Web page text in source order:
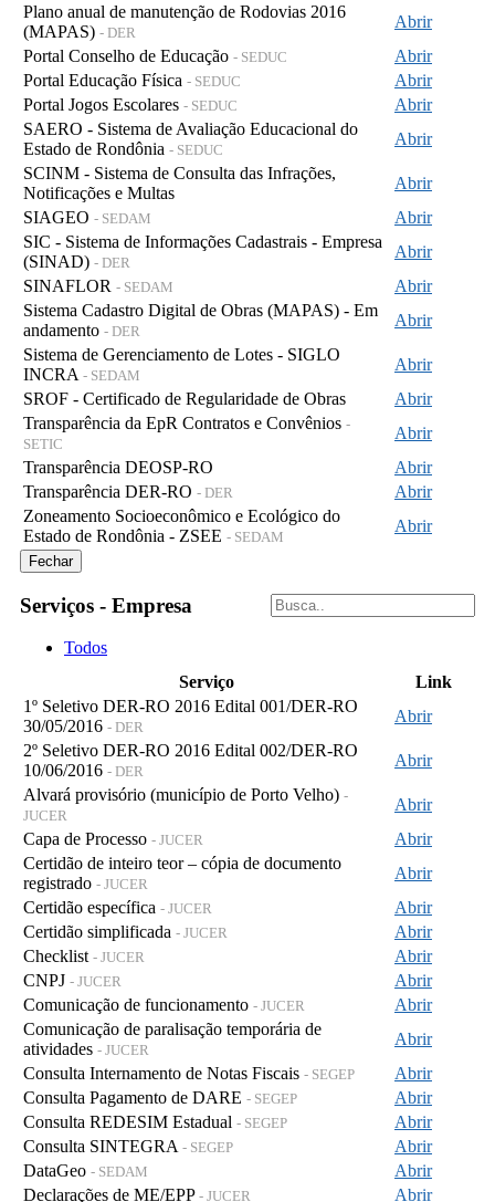
Plano anual de manutenção de Rodovias 2016
(MAPAS) - DER
Abrir
Portal Conselho de Educação - SEDUC
Abrir
Portal Educação Física - SEDUC
Abrir
Portal Jogos Escolares - SEDUC
Abrir
SAERO - Sistema de Avaliação Educacional do
Estado de Rondônia - SEDUC
Abrir
SCINM - Sistema de Consulta das Infrações,
Notificações e Multas
Abrir
SIAGEO - SEDAM
Abrir
SIC - Sistema de Informações Cadastrais - Empresa
(SINAD) - DER
Abrir
SINAFLOR - SEDAM
Abrir
Sistema Cadastro Digital de Obras (MAPAS) - Em
andamento - DER
Abrir
Sistema de Gerenciamento de Lotes - SIGLO
INCRA - SEDAM
Abrir
SROF - Certificado de Regularidade de Obras
Abrir
Transparência da EpR Contratos e Convênios -
SETIC
Abrir
Transparência DEOSP-RO
Abrir
Transparência DER-RO - DER
Abrir
Zoneamento Socioeconômico e Ecológico do
Estado de Rondônia - ZSEE - SEDAM
Abrir
Fechar
Serviços - Empresa
Todos
Serviço
Link
1º Seletivo DER-RO 2016 Edital 001/DER-RO
30/05/2016 - DER
Abrir
2º Seletivo DER-RO 2016 Edital 002/DER-RO
10/06/2016 - DER
Abrir
Alvará provisório (município de Porto Velho) -
JUCER
Abrir
Capa de Processo - JUCER
Abrir
Certidão de inteiro teor – cópia de documento
registrado - JUCER
Abrir
Certidão específica - JUCER
Abrir
Certidão simplificada - JUCER
Abrir
Checklist - JUCER
Abrir
CNPJ - JUCER
Abrir
Comunicação de funcionamento - JUCER
Abrir
Comunicação de paralisação temporária de
atividades - JUCER
Abrir
Consulta Internamento de Notas Fiscais - SEGEP
Abrir
Consulta Pagamento de DARE - SEGEP
Abrir
Consulta REDESIM Estadual - SEGEP
Abrir
Consulta SINTEGRA - SEGEP
Abrir
DataGeo - SEDAM
Abrir
Declarações de ME/EPP - JUCER Abrir